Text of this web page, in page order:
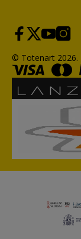
© Totenart 2026.